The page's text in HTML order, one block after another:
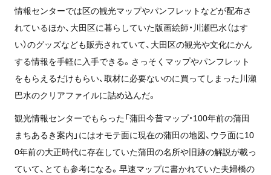
情報センターでは区の観光マップやパンフレットなどが配布さ
れているほか、大田区に暮らしていた版画絵師・川瀬巴水（はす
い）のグッズなども販売されていて、大田区の観光や文化にかん
する情報を手軽に入手できる。さっそくマップやパンフレット
をもらえるだけもらい、取材に必要ないのに買ってしまった川瀬
巴水のクリアファイルに詰め込んだ。
観光情報センターでもらった「蒲田今昔マップ・100年前の蒲田
まちあるき案内」にはオモテ面に現在の蒲田の地図、ウラ面に10
0年前の大正時代に存在していた蒲田の名所や旧跡の解説が載っ
ていて、とても参考になる。早速マップに書かれていた夫婦橋の